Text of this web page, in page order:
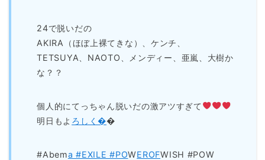
24で脱いだの
AKIRA（ほぼ上裸てきな）、ケンチ、
TETSUYA、NAOTO、メンディー、亜嵐、大樹か
な？？
個人的にてっちゃん脱いだの激アツすぎて
‍明日もよ ろしく��
#Abema #EXILE #POWEROFWISH #POW